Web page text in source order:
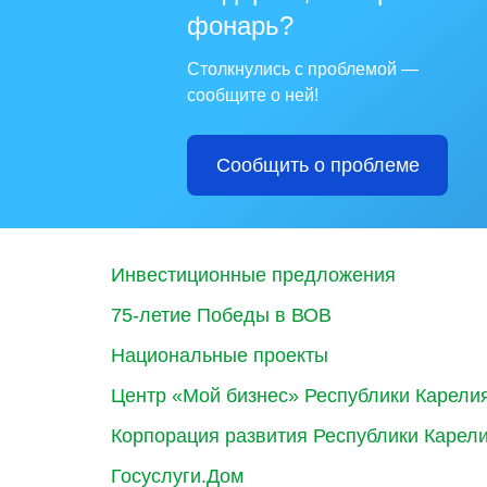
фонарь?
Столкнулись с проблемой —
сообщите о ней!
Сообщить о проблеме
Инвестиционные предложения
75-летие Победы в ВОВ
Национальные проекты
Центр «Мой бизнес» Республики
Корпорация развития Республики
Госуслуги.Дом